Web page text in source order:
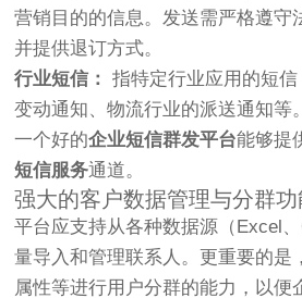
营销目的的信息。发送需严格遵守
并提供退订方式。
行业短信：
指特定行业应用的短
变动通知、物流行业的派送通知等。
一个好的企业短信群发平台能够提
短信服务通道。
强大的客户数据管理与分群功
平台应支持从各种数据源（Excel
量导入和管理联系人。更重要的是
属性等进行用户分群的能力，以便